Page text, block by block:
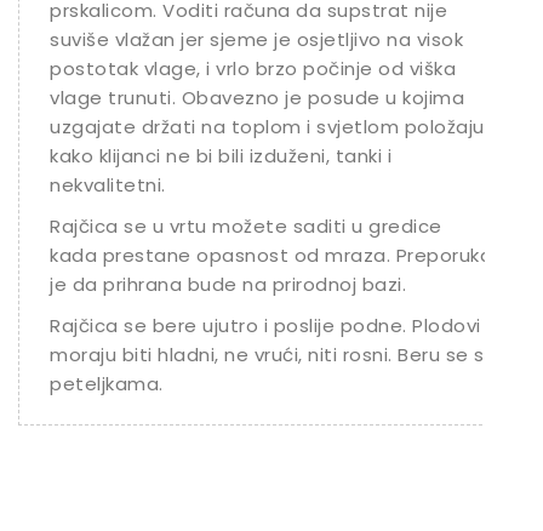
prskalicom. Voditi računa da supstrat nije
suviše vlažan jer sjeme je osjetljivo na visok
postotak vlage, i vrlo brzo počinje od viška
vlage trunuti. Obavezno je posude u kojima
uzgajate držati na toplom i svjetlom položaju
kako klijanci ne bi bili izduženi, tanki i
nekvalitetni.
Rajčica se u vrtu možete saditi u gredice
kada prestane opasnost od mraza. Preporuka
je da prihrana bude na prirodnoj bazi.
Rajčica se bere ujutro i poslije podne. Plodovi
moraju biti hladni, ne vrući, niti rosni. Beru se s
peteljkama.